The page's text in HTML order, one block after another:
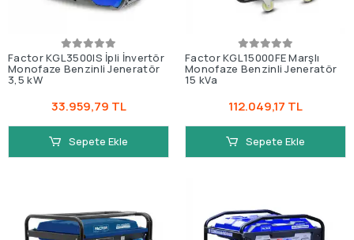
Factor KGL3500IS İpli İnvertör
Monofaze Benzinli Jeneratör
3,5 kW
33.959,79 TL
Sepete Ekle
Factor KGL15000FE Marşlı
Monofaze Benzinli Jeneratör
15 kVa
112.049,17 TL
Sepete Ekle